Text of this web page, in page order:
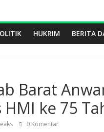
HUKRIM BERITA
Barat
ke 75
0 Komentar